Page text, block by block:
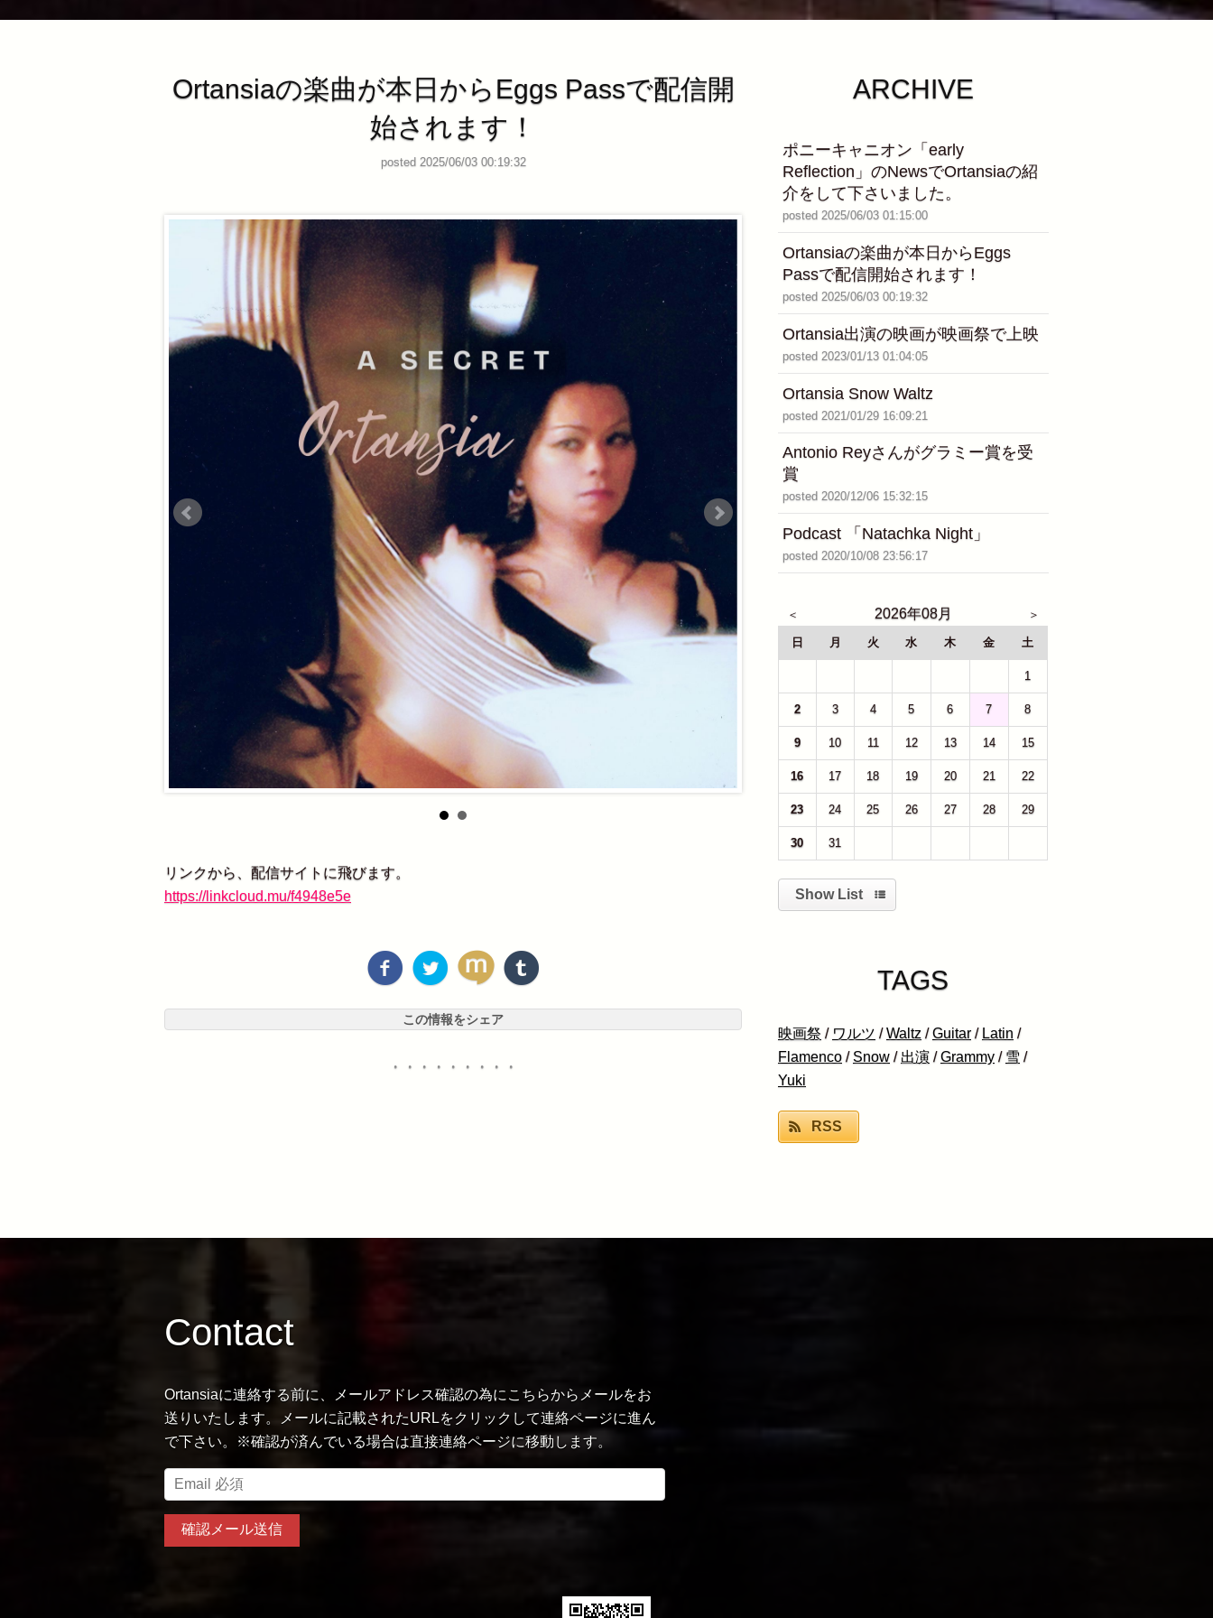
Ortansiaの楽曲が本日からEggs Passで配信開
始されます！
posted 2025/06/03 00:19:32
リンクから、配信サイトに飛びます。
https://linkcloud.mu/f4948e5e
この情報をシェア
・・・・・・・・・
ARCHIVE
ポニーキャニオン「early
Reflection」のNewsでOrtansiaの紹
介をして下さいました。
posted 2025/06/03 01:15:00
Ortansiaの楽曲が本日からEggs
Passで配信開始されます！
posted 2025/06/03 00:19:32
Ortansia出演の映画が映画祭で上映
posted 2023/01/13 01:04:05
Ortansia Snow Waltz
posted 2021/01/29 16:09:21
Antonio Reyさんがグラミー賞を受
賞
posted 2020/12/06 15:32:15
Podcast 「Natachka Night」
posted 2020/10/08 23:56:17
2026年08月
日 月 火 水 木 金 土
1
2 3 4 5 6 7 8
9 10 11 12 13 14 15
16 17 18 19 20 21 22
23 24 25 26 27 28 29
30 31
Show List
TAGS
映画祭 / ワルツ /Waltz /Guitar / Latin /
Flamenco /Snow / 出演 /Grammy / 雪 /
Yuki
RSS
Contact
Ortansiaに連絡する前に、メールアドレス確認の為にこちらからメールをお
送りいたします。メールに記載されたURLをクリックして連絡ページに進ん
で下さい。※確認が済んでいる場合は直接連絡ページに移動します。